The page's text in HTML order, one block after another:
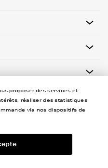
proposer des services et
réaliser des statistiques
via nos dispositifs de